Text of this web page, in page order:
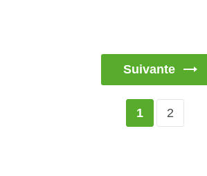
Suivante
1 2